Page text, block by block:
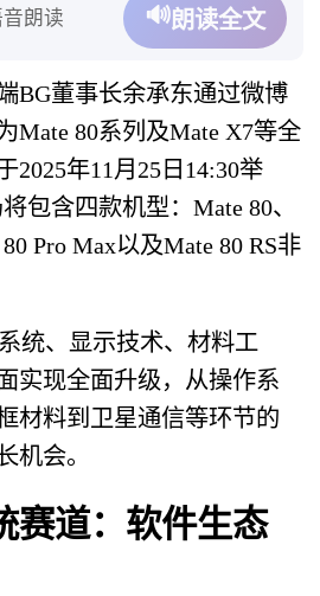
朗读 🔊朗读全文
BG董事长余承东通过微博
Mate 80系列及Mate X7等全
2025年11月25日14:30举
包含四款机型：Mate 80、
Pro Max以及Mate 80 RS非
统、显示技术、材料工
实现全面升级，从操作系
材料到卫星通信等环节的
机会。
赛道：软件生态